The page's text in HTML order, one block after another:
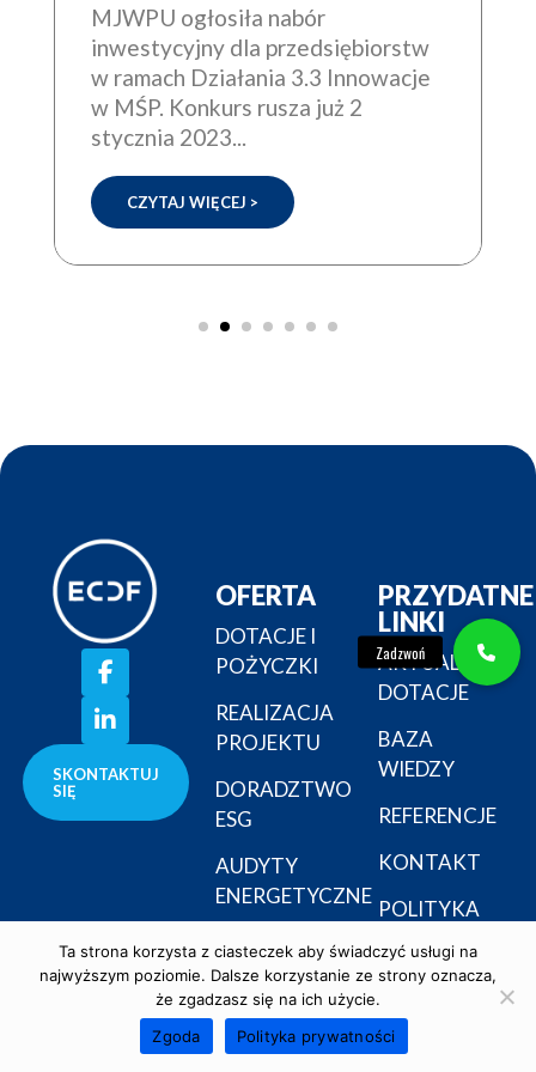
MJWPU ogłosiła nabór
inwestycyjny dla przedsiębiorstw
w ramach Działania 3.3 Innowacje
w MŚP. Konkurs rusza już 2
stycznia 2023...
CZYTAJ WIĘCEJ >
SKONTAKTUJ
SIĘ
OFERTA
DOTACJE I
POŻYCZKI
REALIZACJA
PROJEKTU
DORADZTWO
ESG
AUDYTY
ENERGETYCZNE
PRZYDATNE
LINKI
AKTUALNE
DOTACJE
BAZA
WIEDZY
REFERENCJE
KONTAKT
POLITYKA
PRYWATNOŚCI
Ta strona korzysta z ciasteczek aby świadczyć usługi na
najwyższym poziomie. Dalsze korzystanie ze strony oznacza,
że zgadzasz się na ich użycie.
Zgoda
Polityka prywatności